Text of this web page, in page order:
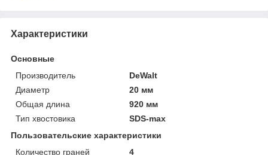
Характеристики
Основные
Производитель
DeWalt
Диаметр
20 мм
Общая длина
920 мм
Тип хвостовика
SDS-max
Пользовательские характеристики
Количество граней
4